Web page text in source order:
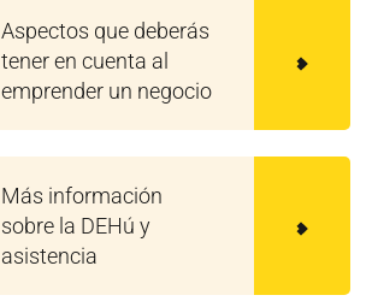
Aspectos que deberás
tener en cuenta al
emprender un negocio
Más información
sobre la DEHú y
asistencia